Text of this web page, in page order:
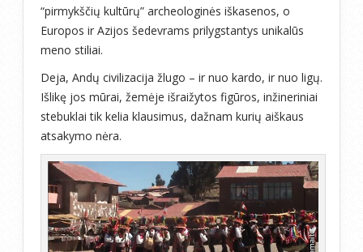
“pirmykščių kultūrų” archeologinės iškasenos, o
Europos ir Azijos šedevrams prilygstantys unikalūs
meno stiliai.
Deja, Andų civilizacija žlugo – ir nuo kardo, ir nuo ligų.
Išlikę jos mūrai, žemėje išraižytos figūros, inžineriniai
stebuklai tik kelia klausimus, dažnam kurių aiškaus
atsakymo nėra.